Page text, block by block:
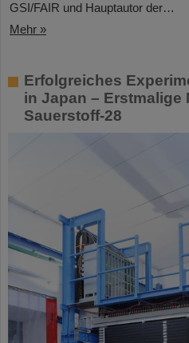
GSI/FAIR und Hauptautor der…
Mehr »
Erfolgreiches
in Japan – Erstmalige
Sauerstoff-28